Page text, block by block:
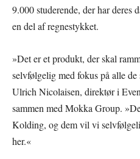
9.000 studerende, der har
en del af regnestykket.
»Det er et produkt, der skal
selvfølgelig med fokus på alle de
Ulrich Nicolaisen, direktør i
sammen med Mokka Group.
Kolding, og dem vil vi
her.«